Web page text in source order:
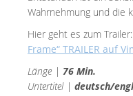
Wahrnehmung und die
Hier geht es zum Trailer:
Frame“ TRAILER auf
Länge | 76 Min.
Untertitel | deutsch/